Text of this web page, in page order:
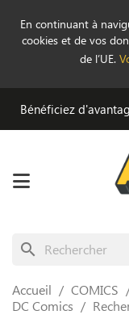
En continuant à
cookies et de vos
de l’UE.
Bénéficiez
search
Accueil COMICS
DC Comics